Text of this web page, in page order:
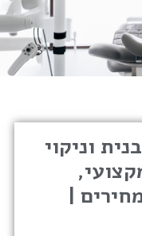
וניקוי
|